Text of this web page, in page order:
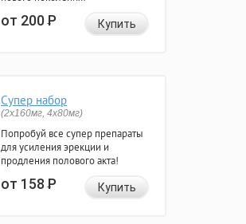
от 200Р Купить
Супер набор
(2х160мг, 4х80мг)
Попробуй все супер препараты
для усиления эрекции и
продления полового акта!
от 158Р Купить